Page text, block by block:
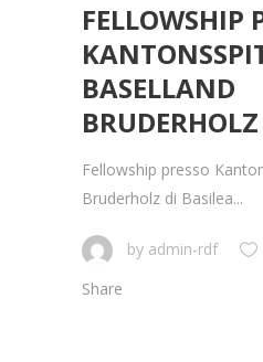
FELLOWSHIP
BASELLAND
Fellowship presso
Bruderholz di Basilea...
by admin-rdf
Share